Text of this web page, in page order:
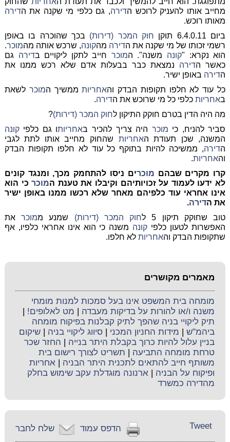
מחייב אותו להעניק לרוכש הדירה, גם כלפי מי שקנה את הדירה
מאותו רוכש.
ביום 6.4.0.11 תוקן
חוק המכר (דירות) בכך שהוכרה בו באופן
רשמי זכותו של מי שקנה את הדירה מהקונה, שרכש אותה מהמוכר.
הוא נקרא: "קונה משנה". המוכר חייב לתקן ליקויים בדירה גם
כאשר הדירה נמצאת כבר בבעלות אדם שלא רכש ממנו את
הדירה באופן ישיר.
כל עוד לא חלפו תקופות הבדק והאחריותממשיך המוכר לשאת
באחריותכלפי כל מי שרוכש את הדירה.
מה היה הדין בטרם חוקק התיקון לחוק המכר (דירות)?
סביר להניח, כי מוכר היה צריך להכיר באחריותו גם כלפיקונה
המשנה, שכן תעודת האחריות שהחוק מחייב אותו לתת לגבי
הדירה, ממשיכה להיות בתוקף כל עוד לא חלפו תקופות הבדק
והאחריות.
קרו מקרים שבהם מוכרים ניסו להתחמק מכך, ומנגד קונים
לא ידעו לעמוד על זכויותיהם וקיבלו את טענת המוכרכי הוא
אינו אחראי עוד כלפיהם מאחר שלא רכשו ממנו באופן ישיר
את הדירה.
טוב שחוקק תיקון 5 ל
חוק המכר (דירות) שמנע ממוכראת
האפשרות לטעון כלפי קונה משנה כי הוא אינו אחראי כלפיו, אף
שתקופות הבדק והאחריותלא חלפו.
מאמרים מקושרים
מומחה בית המשפט אינו בעל סמכות למנות מומחי
משנה ו/או להורות על בדיקות מעבדה
מט לאלופים!
תיק ליקויי בניה שהפך לתיק קבלנות בפיקוח מומחה
ביהמ"ש
מידות החניון המכני |סיווג ליקויי בניה |שיקום
בניין עלול להיות כרוך בקבלת היתר בנייה
החזר שכר
טרחת מומחה התביעה
תשריט לצורך רישום בית
משותף חייב להתאים לתכנית היתר הבניה |אחריות
ופיקוח על הבניה |ארנונה מוגדלת עקב שימוש בחלק
מהדירה כמשרד
שלח לחבר הדפס עמוד Tweet